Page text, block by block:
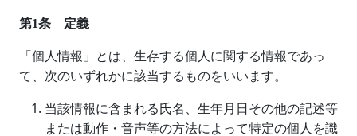
第1条 定義
「個人情報」とは、生存する個人に関する情報であっ
て、次のいずれかに該当するものをいいます。
当該情報に含まれる氏名、生年月日その他の記述等
または動作・音声等の方法によって特定の個人を識